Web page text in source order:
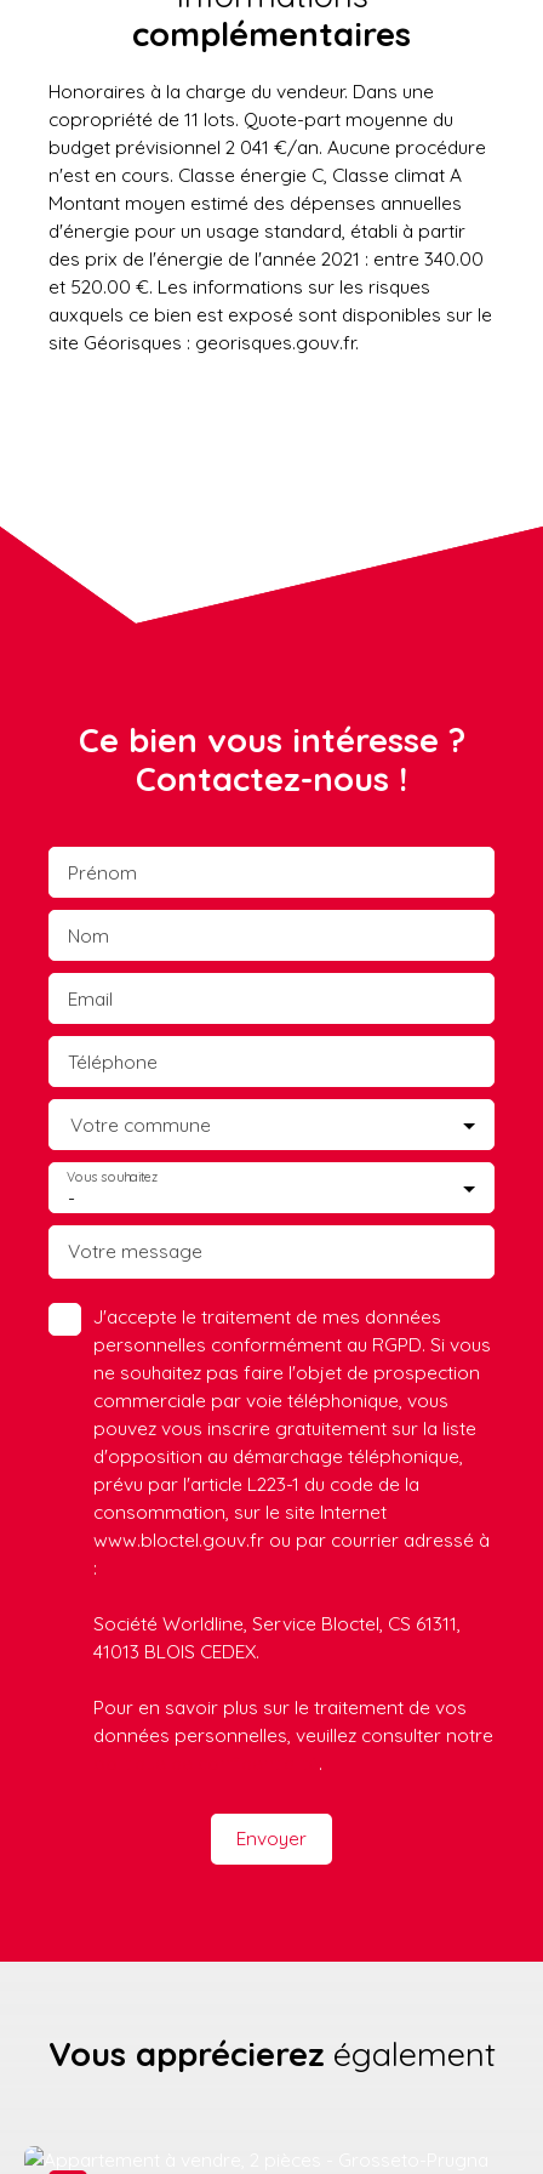
complémentaires
Honoraires à la charge du vendeur. Dans une
copropriété de 11 lots. Quote-part moyenne du
budget prévisionnel 2 041 €/an. Aucune procédure
n'est en cours. Classe énergie C, Classe climat A
Montant moyen estimé des dépenses annuelles
d'énergie pour un usage standard, établi à partir
des prix de l'énergie de l'année 2021 : entre 340.00
et 520.00 €. Les informations sur les risques
auxquels ce bien est exposé sont disponibles sur le
site Géorisques : georisques.gouv.fr.
Ce bien vous intéresse ?
Contactez-nous !
Prénom
Nom
Email
Téléphone
Votre commune
-
Vous souhaitez
Votre message
J'accepte le traitement de mes données
personnelles conformément au RGPD. Si vous
ne souhaitez pas faire l'objet de prospection
commerciale par voie téléphonique, vous
pouvez vous inscrire gratuitement sur la liste
d'opposition au démarchage téléphonique,
prévu par l'article L223-1 du code de la
consommation, sur le site Internet
www.bloctel.gouv.fr ou par courrier adressé à
:
Société Worldline, Service Bloctel, CS 61311,
41013 BLOIS CEDEX.
Pour en savoir plus sur le traitement de vos
données personnelles, veuillez consulter notre
.
Envoyer
Vous apprécierez également